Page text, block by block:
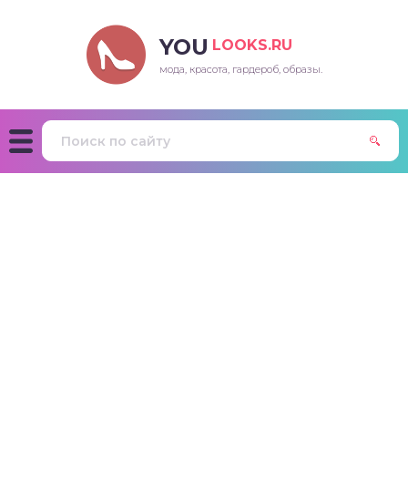
YOU LOOKS.RU
мода, красота, гардероб, образы.